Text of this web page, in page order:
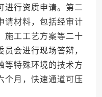
进行资质申请。第二
请材料，包括经审计
施工工艺方案等二十
会进行现场答辩，
等特殊环境的技术方
个月，快速通道可压